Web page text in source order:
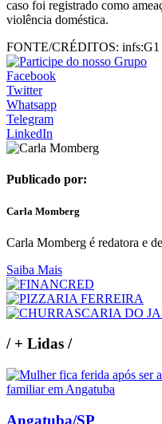
caso foi registrado como
violência doméstica.
FONTE/CRÉDITOS: infs:G1
Facebook
Twitter
Whatsapp
Telegram
LinkedIn
Publicado por:
Carla Momberg
Carla Momberg é redatora e
Saiba Mais
/+ Lidas /
Angatuba/SP